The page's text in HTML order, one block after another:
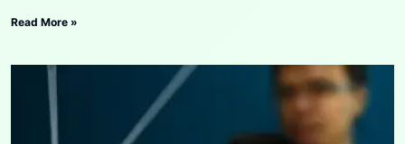
Read More »